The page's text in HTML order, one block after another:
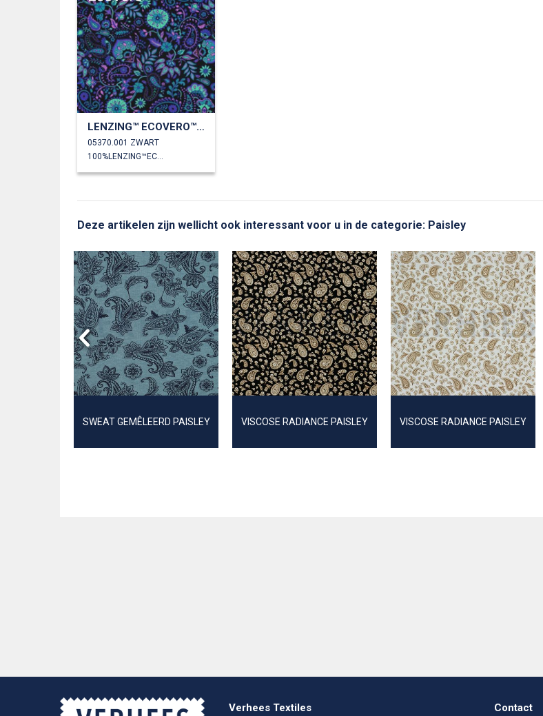
LENZING™ ECOVERO™ DIGITAAL PAISLEY
05370.001 ZWART
Deze artikelen zijn wellicht ook interessant voor u in de categorie: Paisley
SWEAT GEMÊLEERD PAISLEY VISCOSE RADIANCE PAISLEY VISCOSE RADIANCE PAISLEY
Verhees Textiles Contact